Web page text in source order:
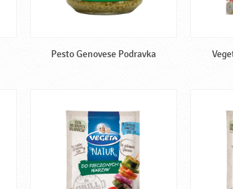
Pesto Genovese Podravka